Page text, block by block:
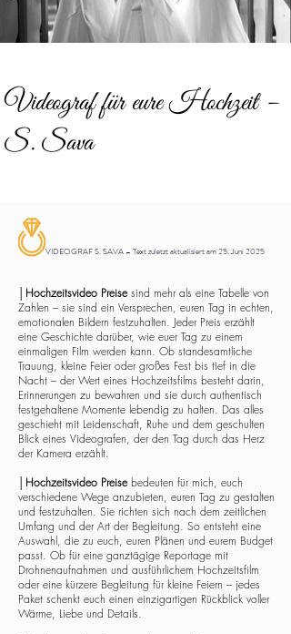
Videograf für eure Hochzeit –
S. Sava
VIDEOGRAF S. SAVA – Text zuletzt aktualisiert am 25. Juni 2025
Hochzeitsvideo Preisesind mehr als eine Tabelle von
Zahlen – sie sind ein Versprechen, euren Tag in echten,
emotionalen Bildern festzuhalten. Jeder Preis erzählt
eine Geschichte darüber, wie euer Tag zu einem
einmaligen Film werden kann. Ob standesamtliche
Trauung, kleine Feier oder großes Fest bis tief in die
Nacht – der Wert eines Hochzeitsfilms besteht darin,
Erinnerungen zu bewahren und sie durch authentisch
festgehaltene Momente lebendig zu halten. Das alles
geschieht mit Leidenschaft, Ruhe und dem geschulten
Blick eines Videografen, der den Tag durch das Herz
der Kamera erzählt.
Hochzeitsvideo Preisebedeuten für mich, euch
verschiedene Wege anzubieten, euren Tag zu gestalten
und festzuhalten. Sie richten sich nach dem zeitlichen
Umfang und der Art der Begleitung. So entsteht eine
Auswahl, die zu euch, euren Plänen und eurem Budget
passt. Ob für eine ganztägige Reportage mit
Drohnenaufnahmen und ausführlichem Hochzeitsfilm
oder eine kürzere Begleitung für kleine Feiern – jedes
Paket schenkt euch einen einzigartigen Rückblick voller
Wärme, Liebe und Details.